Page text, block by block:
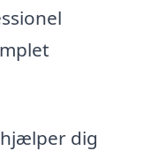
dig